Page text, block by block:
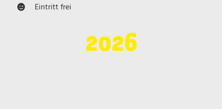
Eintritt frei
2026